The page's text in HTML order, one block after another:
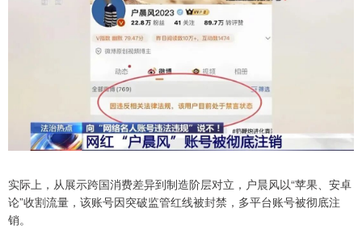
实际上，从展示跨国消费差异到制造阶层对立，户晨风以“苹果、安卓
论”收割流量，该账号因突破监管红线被封禁，多平台账号被彻底注
销。